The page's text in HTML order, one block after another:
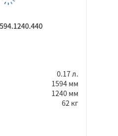
0.17 л.
1594 мм
1240 мм
62 кг